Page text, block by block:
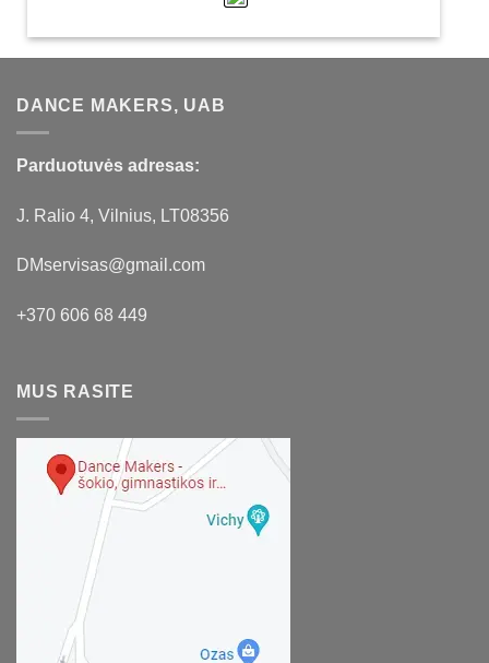
DANCE MAKERS, UAB
Parduotuvės adresas:
J. Ralio 4, Vilnius, LT08356
DMservisas@gmail.com
+370 606 68 449
MUS RASITE